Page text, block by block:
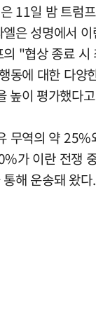
11일 밤 트럼
은 성명에서
"협상 종료 시
동에 대한 다양
높이 평가했다
무역의 약 25%
가 이란 전쟁
해 운송돼 왔다.